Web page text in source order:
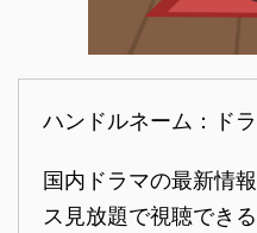
ハンドルネーム：ド
国内ドラマの最新情
ス見放題で視聴でき